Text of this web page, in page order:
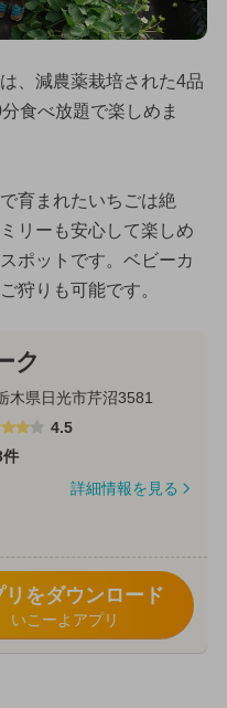
、減農薬栽培された4品
食べ放題で楽しめま
育まれたいちごは絶
リーも安心して楽しめ
ポットです。ベビーカ
狩りも可能です。
ク
木県日光市芹沼3581
4.5
件
詳細情報を見る
リをダウンロード
いこーよアプリ